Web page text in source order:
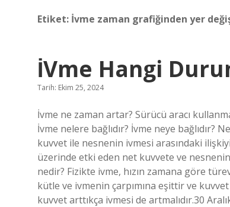
Etiket: İvme zaman grafiğinden yer
İVme Hangi
Tarih: Ekim 25, 2024
İvme ne zaman artar? Sürücü aracı
İvme nelere bağlıdır? İvme neye bağlıdır?
kuvvet ile nesnenin ivmesi arasındaki
üzerinde etki eden net kuvvete ve
nedir? Fizikte ivme, hızın zamana göre
kütle ve ivmenin çarpımına eşittir ve
kuvvet arttıkça ivmesi de artmalıdır.30